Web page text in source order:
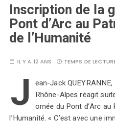
Inscription de la
Pont d’Arc au
de l’Humanité
IL Y A 12 ANS TEMPS DE
J ean-Jack
Rhône-Alpes réagit
ornée du Pont d’Arc
l’Humanité. « C’est avec une